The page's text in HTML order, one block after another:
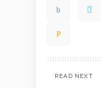
READ NEXT